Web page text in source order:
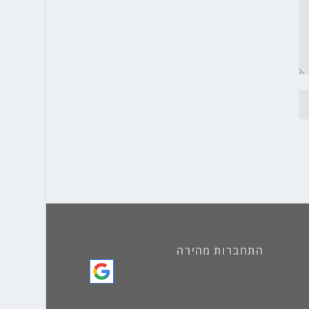
התחברות מהירה